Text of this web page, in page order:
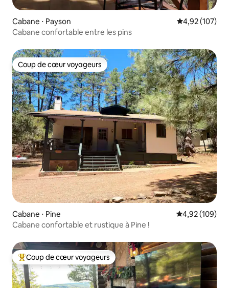
Cabane ⋅ Payson Évaluation
4,92 (107)
Cabane confortable entre les pins
Coup de cœur voyageurs
Coup de cœur voyageurs
Cabane ⋅ Pine Évaluation
4,92 (109)
Cabane confortable et rustique à Pine !
Coups de cœur voyageurs les plus appréciés
Coup de cœur voyageurs